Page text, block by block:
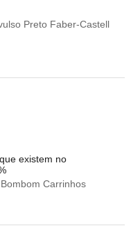
Preto Faber-Castell
existem no
Carrinhos